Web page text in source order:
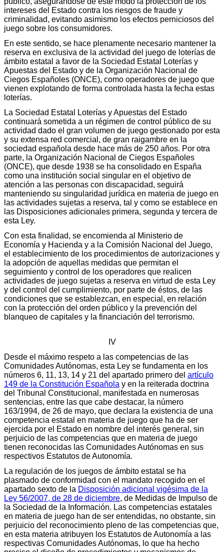
intereses del Estado contra los riesgos de fraude y
criminalidad, evitando asimismo los efectos perniciosos del
juego sobre los consumidores.
En este sentido, se hace plenamente necesario mantener la
reserva en exclusiva de la actividad del juego de loterías de
ámbito estatal a favor de la Sociedad Estatal Loterías y
Apuestas del Estado y de la Organización Nacional de
Ciegos Españoles (ONCE), como operadores de juego que
vienen explotando de forma controlada hasta la fecha estas
loterías.
La Sociedad Estatal Loterías y Apuestas del Estado
continuará sometida a un régimen de control público de su
actividad dado el gran volumen de juego gestionado por esta
y su extensa red comercial, de gran raigambre en la
sociedad española desde hace más de 250 años. Por otra
parte, la Organización Nacional de Ciegos Españoles
(ONCE), que desde 1938 se ha consolidado en España
como una institución social singular en el objetivo de
atención a las personas con discapacidad, seguirá
manteniendo su singularidad jurídica en materia de juego en
las actividades sujetas a reserva, tal y como se establece en
las Disposiciones adicionales primera, segunda y tercera de
esta Ley.
Con esta finalidad, se encomienda al Ministerio de
Economía y Hacienda y a la Comisión Nacional del Juego,
el establecimiento de los procedimientos de autorizaciones y
la adopción de aquellas medidas que permitan el
seguimiento y control de los operadores que realicen
actividades de juego sujetas a reserva en virtud de esta Ley
y del control del cumplimiento, por parte de éstos, de las
condiciones que se establezcan, en especial, en relación
con la protección del orden público y la prevención del
blanqueo de capitales y la financiación del terrorismo.
IV
Desde el máximo respeto a las competencias de las
Comunidades Autónomas, esta Ley se fundamenta en los
números 6, 11, 13, 14 y 21 del apartado primero del artículo
149 de la Constitución Española y en la reiterada doctrina
del Tribunal Constitucional, manifestada en numerosas
sentencias, entre las que cabe destacar, la número
163/1994, de 26 de mayo, que declara la existencia de una
competencia estatal en materia de juego que ha de ser
ejercida por el Estado en nombre del interés general, sin
perjuicio de las competencias que en materia de juego
tienen reconocidas las Comunidades Autónomas en sus
respectivos Estatutos de Autonomía.
La regulación de los juegos de ámbito estatal se ha
plasmado de conformidad con el mandato recogido en el
apartado sexto de la Disposición adicional vigésima de la
Ley 56/2007, de 28 de diciembre, de Medidas de Impulso de
la Sociedad de la Información. Las competencias estatales
en materia de juego han de ser entendidas, no obstante, sin
perjuicio del reconocimiento pleno de las competencias que,
en esta materia atribuyen los Estatutos de Autonomía a las
respectivas Comunidades Autónomas, lo que ha hecho